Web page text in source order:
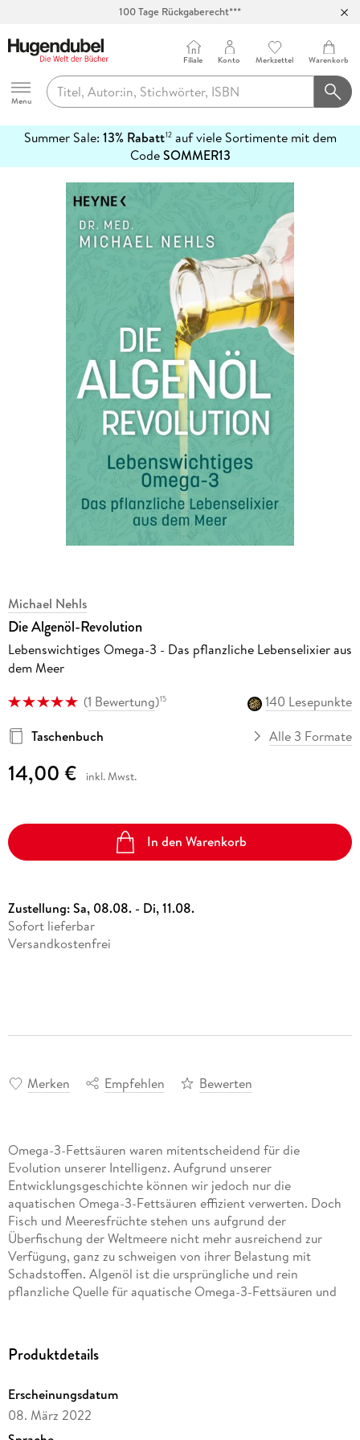
100 Tage Rückgaberecht***
Hugendubel
Menu
Filiale Konto Merkzettel Warenkorb
Summer Sale: 13% Rabatt12auf viele Sortimente mit dem
CodeSOMMER13
erfahren
Michael Nehls
Die Algenöl-Revolution
Lebenswichtiges Omega-3 - Das pflanzliche Lebenselixier aus
dem Meer
(1 Bewertung)15
140 Lesepunkte
Taschenbuch
Alle 3 Formate
14,00 € inkl. Mwst.
In den Warenkorb
Zustellung:Sa, 08.08. - Di, 11.08.
Sofort lieferbar
Versandkostenfrei
Merken Empfehlen Bewerten
Omega-3-Fettsäuren waren mitentscheidend für die
Evolution unserer Intelligenz. Aufgrund unserer
Entwicklungsgeschichte können wir jedoch nur die
aquatischen Omega-3-Fettsäuren effizient verwerten. Doch
Fisch und Meeresfrüchte stehen uns aufgrund der
Überfischung der Weltmeere nicht mehr ausreichend zur
Verfügung, ganz zu schweigen von ihrer Belastung mit
Schadstoffen. Algenöl ist die ursprüngliche und rein
pflanzliche Quelle für aquatische Omega-3-Fettsäuren und
beheben. Dieser Mangel ist mitverantwortlich für nahezu alle
Zivilisationskrankheiten - von Herzinfarkt bis Schlaganfall,
Während der kindlichen Entwicklung führt ein Defizit an
diesem unentbehrlichen Hirnbaustoff zu gravierenden
Einbußen der emotionalen, sozialen und rationalen Intelligenz
Produktdetails
Erscheinungsdatum
08. März 2022